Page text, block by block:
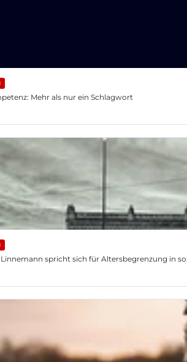
Mehr als nur ein Schlagwort
spricht sich für Altersbegrenzung in